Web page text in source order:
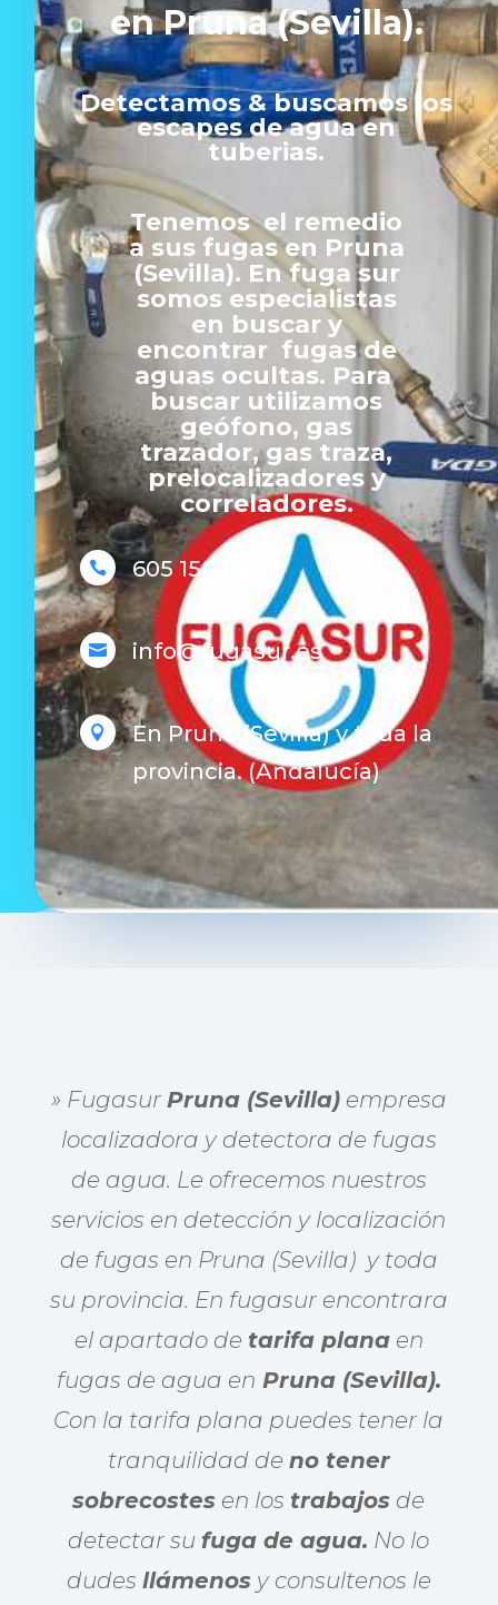
en Pruna (Sevilla).
Detectamos & buscamos los
escapes de agua en
tuberias.
Tenemos el remedio
a sus fugas en Pruna
(Sevilla). En fuga sur
somos especialistas
en buscar y
encontrar fugas de
aguas ocultas. Para
buscar utilizamos
geófono, gas
trazador, gas traza,
prelocalizadores y
correladores.
 605 150 150
 info@fugasur.es

En Pruna (Sevilla) y toda la
provincia. (Andalucía)
» Fugasur Pruna (Sevilla)empresa
localizadora y detectora de fugas
de agua. Le ofrecemos nuestros
servicios en detección y localización
de fugas en Pruna (Sevilla) y toda
su provincia. En fugasur encontrara
el apartado de tarifa planaen
fugas de agua en Pruna (Sevilla).
Con la tarifa plana puedes tener la
tranquilidad de no tener
sobrecostes en los trabajos de
detectar sufuga de agua. No lo
dudes llámenosy consultenos le